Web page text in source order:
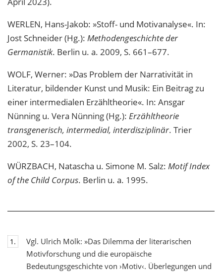
WERLEN, Hans-Jakob: »Stoff- und Motivanalyse«. In:
Jost Schneider (Hg.): Methodengeschichte der
Germanistik. Berlin u. a. 2009, S. 661–677.
WOLF, Werner: »Das Problem der Narrativität in
Literatur, bildender Kunst und Musik: Ein Beitrag zu
einer intermedialen Erzähltheorie«. In: Ansgar
Nünning u. Vera Nünning (Hg.): Erzähltheorie
transgenerisch, intermedial, interdisziplinär. Trier
2002, S. 23–104.
WÜRZBACH, Natascha u. Simone M. Salz: Motif Index
of the Child Corpus. Berlin u. a. 1995.
1.
Vgl. Ulrich Mölk: »Das Dilemma der literarischen
Motivforschung und die europäische
Bedeutungsgeschichte von ›Motiv‹. Überlegungen und